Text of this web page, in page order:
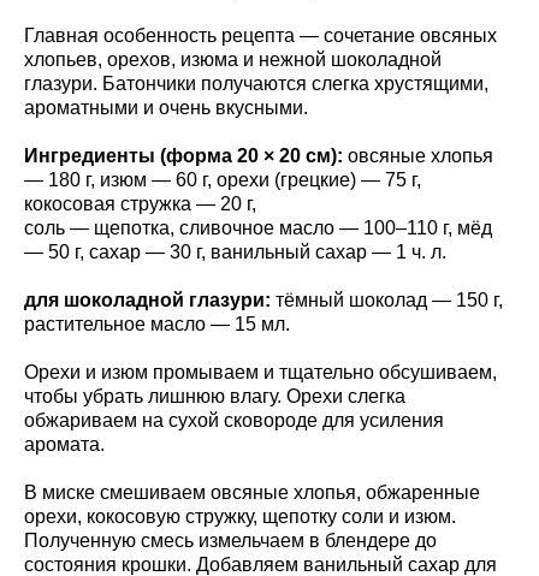
Главная особенность рецепта — сочетание овсяных
хлопьев, орехов, изюма и нежной шоколадной
глазури. Батончики получаются слегка хрустящими,
ароматными и очень вкусными.
Ингредиенты (форма 20 × 20 см): овсяные хлопья
— 180 г, изюм — 60 г, орехи (грецкие) — 75 г,
кокосовая стружка — 20 г,
соль — щепотка, сливочное масло — 100–110 г, мёд
— 50 г, сахар — 30 г, ванильный сахар — 1 ч. л.
для шоколадной глазури: тёмный шоколад — 150 г,
растительное масло — 15 мл.
Орехи и изюм промываем и тщательно обсушиваем,
чтобы убрать лишнюю влагу. Орехи слегка
обжариваем на сухой сковороде для усиления
аромата.
В миске смешиваем овсяные хлопья, обжаренные
орехи, кокосовую стружку, щепотку соли и изюм.
Полученную смесь измельчаем в блендере до
состояния крошки. Добавляем ванильный сахар для